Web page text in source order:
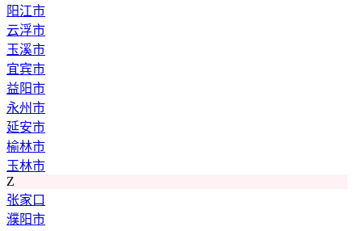
阳江市
云浮市
玉溪市
宜宾市
益阳市
永州市
延安市
榆林市
玉林市
Z
张家口
濮阳市